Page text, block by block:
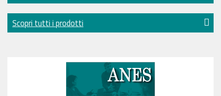
Scopri tutti i prodotti